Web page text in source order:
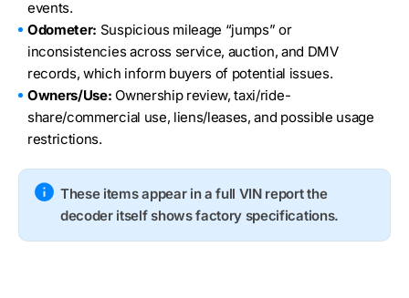
events.
Odometer: Suspicious mileage “jumps” or
inconsistencies across service, auction, and DMV
records, which inform buyers of potential issues.
Owners/Use: Ownership review, taxi/ride-
share/commercial use, liens/leases, and possible usage
restrictions.
These items appear in a full VIN report the
decoder itself shows factory specifications.